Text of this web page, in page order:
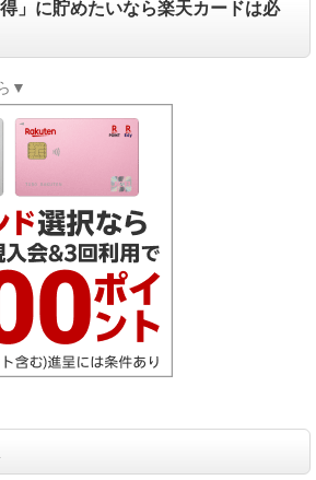
」に貯めたいなら楽天カードは必
▼